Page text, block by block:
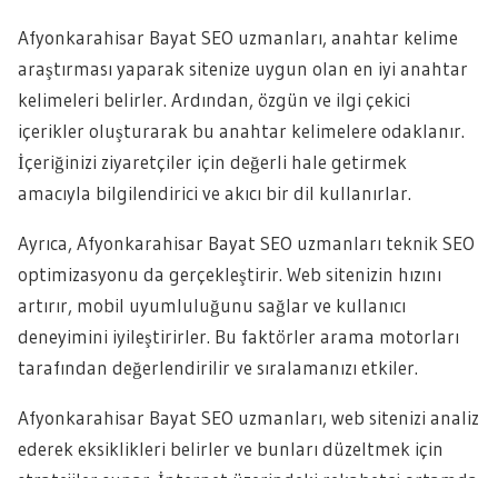
Afyonkarahisar Bayat SEO uzmanları, anahtar kelime
araştırması yaparak sitenize uygun olan en iyi anahtar
kelimeleri belirler. Ardından, özgün ve ilgi çekici
içerikler oluşturarak bu anahtar kelimelere odaklanır.
İçeriğinizi ziyaretçiler için değerli hale getirmek
amacıyla bilgilendirici ve akıcı bir dil kullanırlar.
Ayrıca, Afyonkarahisar Bayat SEO uzmanları teknik SEO
optimizasyonu da gerçekleştirir. Web sitenizin hızını
artırır, mobil uyumluluğunu sağlar ve kullanıcı
deneyimini iyileştirirler. Bu faktörler arama motorları
tarafından değerlendirilir ve sıralamanızı etkiler.
Afyonkarahisar Bayat SEO uzmanları, web sitenizi analiz
ederek eksiklikleri belirler ve bunları düzeltmek için